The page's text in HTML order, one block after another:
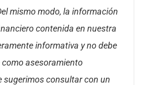
mismo modo, la información
contenida en nuestra
informativa y no debe
asesoramiento
sugerimos consultar con un